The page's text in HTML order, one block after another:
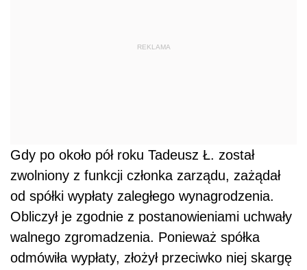
REKLAMA
Gdy po około pół roku Tadeusz Ł. został
zwolniony z funkcji członka zarządu, zażądał
od spółki wypłaty zaległego wynagrodzenia.
Obliczył je zgodnie z postanowieniami uchwały
walnego zgromadzenia. Ponieważ spółka
odmówiła wypłaty, złożył przeciwko niej skargę